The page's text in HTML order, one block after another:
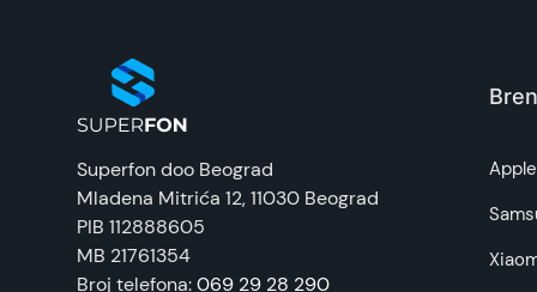
Zemlja porekla:
Prava potrošača:
Napomena:
Superfon doo Beograd
Mladena Mitrića 12, 11030 Beograd
PIB 112888605
MB 21761354
Broj telefona:069 29 28 290
Apple